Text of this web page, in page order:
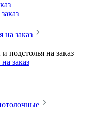
заказ
подстолья на заказ
заказ